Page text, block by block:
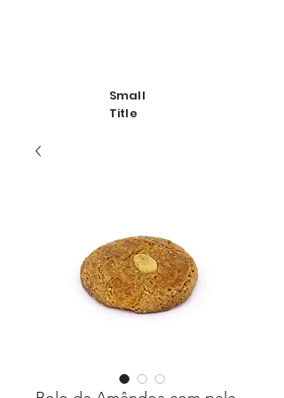
Small
Title